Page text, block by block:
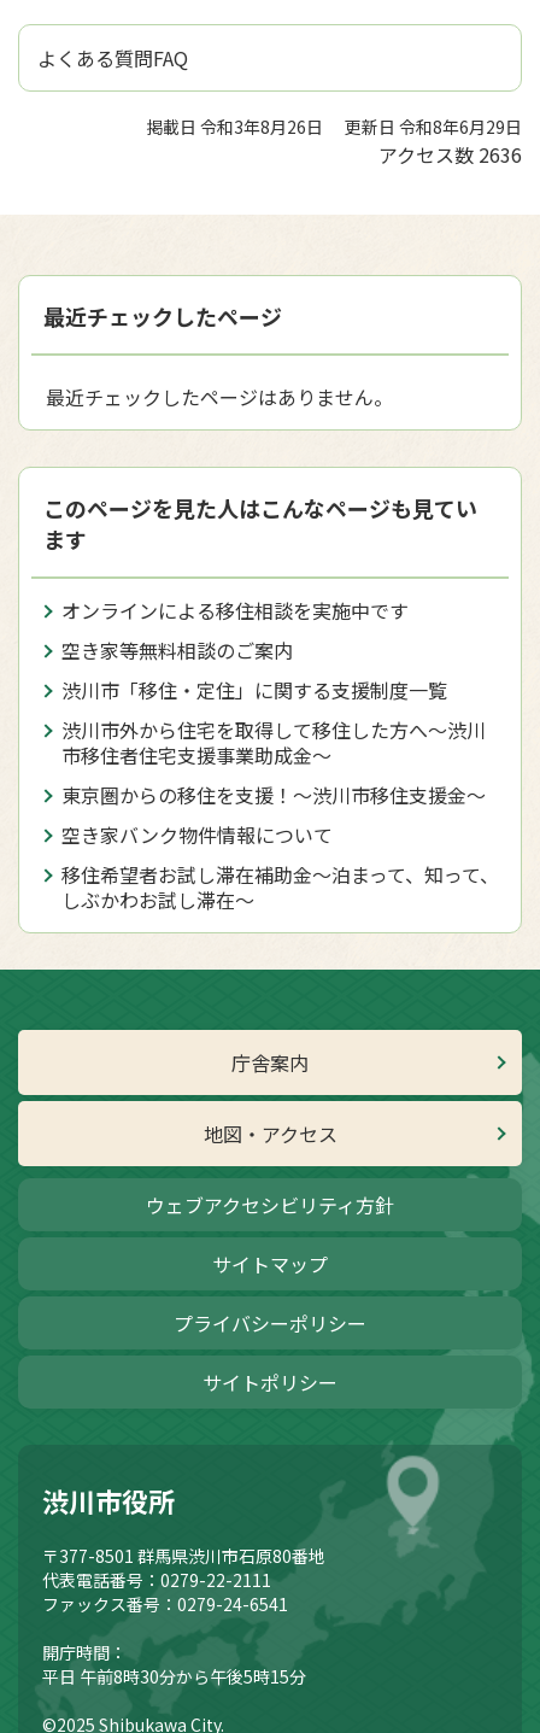
よくある質問FAQ
掲載日 令和3年8月26日 更新日 令和8年6月29日
アクセス数 2636
最近チェックしたページ
最近チェックしたページはありません。
このページを見た人はこんなページも見てい
ます
オンラインによる移住相談を実施中です
空き家等無料相談のご案内
渋川市「移住・定住」に関する支援制度一覧
渋川市外から住宅を取得して移住した方へ〜渋川
市移住者住宅支援事業助成金〜
東京圏からの移住を支援！～渋川市移住支援金～
空き家バンク物件情報について
移住希望者お試し滞在補助金〜泊まって、知って、
しぶかわお試し滞在〜
庁舎案内
地図・アクセス
ウェブアクセシビリティ方針
サイトマップ
プライバシーポリシー
サイトポリシー
渋川市役所
〒377-8501 群馬県渋川市石原80番地
代表電話番号：0279-22-2111
ファックス番号：0279-24-6541
開庁時間：
平日 午前8時30分から午後5時15分
©2025 Shibukawa City.